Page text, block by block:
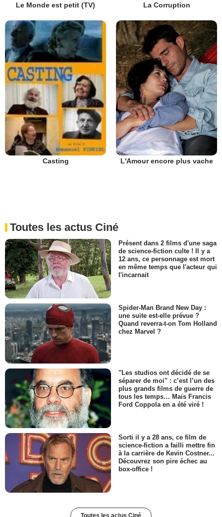
Le Monde est petit (TV) La Corruption
Casting L'Amour encore plus vache
Toutes les actus Ciné
Présent dans 2 films d'une saga
de science-fiction culte ! Il y a
12 ans, ce personnage est mort
en même temps que l'acteur qui
l'incarnait
Spider-Man Brand New Day :
une suite est-elle prévue ?
Quand reverra-t-on Tom Holland
chez Marvel ?
"Les studios ont décidé de se
séparer de moi" : c’est l’un des
plus grands films de guerre de
tous les temps… Mais Francis
Ford Coppola en a été viré !
Sorti il y a 28 ans, ce film de
science-fiction a failli mettre fin
à la carrière de Kevin Costner...
Découvrez son pire échec au
box-office !